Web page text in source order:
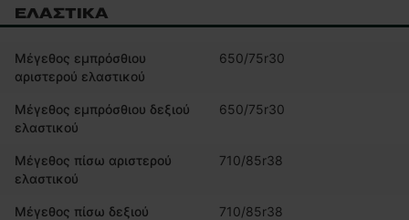
ΕΛΑΣΤΙΚΆ
Μέγεθος εμπρόσθιου
αριστερού ελαστικού
650/75r30
Μέγεθος εμπρόσθιου δεξιού
ελαστικού
650/75r30
Μέγεθος πίσω αριστερού
ελαστικού
710/85r38
Μέγεθος πίσω δεξιού
710/85r38